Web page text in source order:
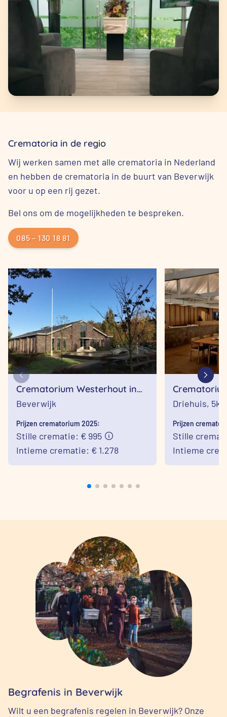
Crematoria in de regio
Wij werken samen met alle crematoria in Nederland
en hebben de crematoria in de buurt van Beverwijk
voor u op een rij gezet.
Bel ons om de mogelijkheden te bespreken.
085 – 130 18 81
Crematorium Westerhout in
Beverwijk
Beverwijk
Prijzen crematorium 2025:
Stille crematie: € 995
Intieme crematie: € 1.278
Driehuis
Driehuis,
Prijzen
Stille
Intieme
Begrafenis in Beverwijk
Wilt u een begrafenis regelen in Beverwijk? Onze